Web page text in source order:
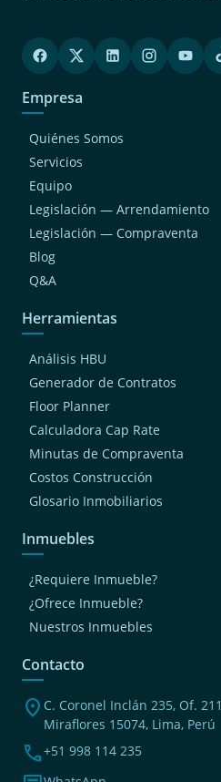
Jesus Maria
Surquillo
Magdalena Del Mar
Chaclacayo
San Bartolo
San Luis
Cieneguilla
Empresa
Quiénes Somos
Servicios
Equipo
Legislación — Arrendamiento
Legislación — Compraventa
Blog
Q&A
Herramientas
Análisis HBU
Generador de Contratos
Floor Planner
Calculadora Cap Rate
Minutas de Compraventa
Costos Construcción
Glosario Inmobiliarios
Inmuebles
¿Requiere Inmueble?
¿Ofrece Inmueble?
Nuestros Inmuebles
Contacto
location_on C. Coronel Inclán 235, Of. 211
Miraflores 15074, Lima, Perú
phone+51 998 114 235